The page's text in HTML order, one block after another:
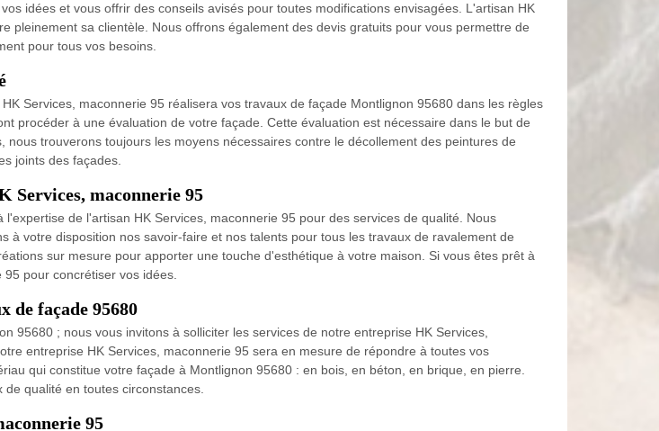
idées et vous offrir des conseils avisés pour toutes modifications envisagées. L'artisan HK
pleinement sa clientèle. Nous offrons également des devis gratuits pour vous permettre de
pour tous vos besoins.
Services, maconnerie 95 réalisera vos travaux de façade Montlignon 95680 dans les règles
procéder à une évaluation de votre façade. Cette évaluation est nécessaire dans le but de
trouverons toujours les moyens nécessaires contre le décollement des peintures de
joints des façades.
Services, maconnerie 95
de l'artisan HK Services, maconnerie 95 pour des services de qualité. Nous
votre disposition nos savoir-faire et nos talents pour tous les travaux de ravalement de
sur mesure pour apporter une touche d'esthétique à votre maison. Si vous êtes prêt à
pour concrétiser vos idées.
de façade 95680
95680 ; nous vous invitons à solliciter les services de notre entreprise HK Services,
entreprise HK Services, maconnerie 95 sera en mesure de répondre à toutes vos
qui constitue votre façade à Montlignon 95680 : en bois, en béton, en brique, en pierre.
qualité en toutes circonstances.
95